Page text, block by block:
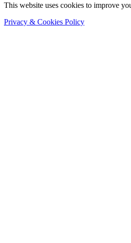
This website uses cookies to improve
Privacy & Cookies Policy